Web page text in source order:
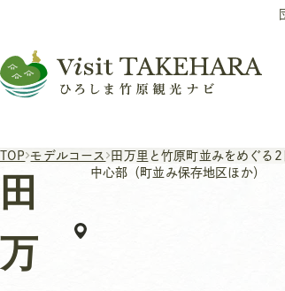
TOP モデルコース 田万里と竹原町並みをめぐる
田
万
中心部（町並み保存地区ほか）